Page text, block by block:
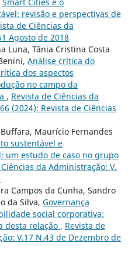
revisão e perspectivas de
de Ciências da
Agosto de 2018
Luna, Tânia Cristina Costa
Análise crítica do
dos aspectos
no campo da
, Revista de Ciências da
(2024): Revista de Ciências
Maurício Fernandes
sustentável e
um estudo de caso no grupo
da Administração: V.
Campos da Cunha, Sandro
da Silva, Governança
social corporativa:
desta relação , Revista de
V.17 N.43 de Dezembro de